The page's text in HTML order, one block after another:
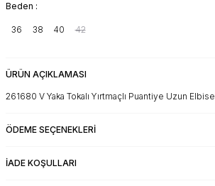
Beden :
36 38 40 42
ÜRÜN AÇIKLAMASI
261680 V Yaka Tokalı Yırtmaçlı Puantiye Uzun Elbise
ÖDEME SEÇENEKLERI
İADE KOŞULLARI